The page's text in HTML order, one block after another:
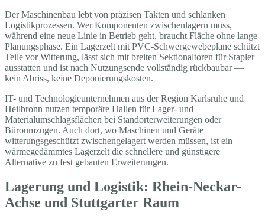
Der Maschinenbau lebt von präzisen Takten und schlanken
Logistikprozessen. Wer Komponenten zwischenlagern muss,
während eine neue Linie in Betrieb geht, braucht Fläche ohne lange
Planungsphase. Ein Lagerzelt mit PVC-Schwergewebeplane schützt
Teile vor Witterung, lässt sich mit breiten Sektionaltoren für Stapler
ausstatten und ist nach Nutzungsende vollständig rückbaubar —
kein Abriss, keine Deponierungskosten.
IT- und Technologieunternehmen aus der Region Karlsruhe und
Heilbronn nutzen temporäre Hallen für Lager- und
Materialumschlagsflächen bei Standorterweiterungen oder
Büroumzügen. Auch dort, wo Maschinen und Geräte
witterungsgeschützt zwischengelagert werden müssen, ist ein
wärmegedämmtes Lagerzelt die schnellere und günstigere
Alternative zu fest gebauten Erweiterungen.
Lagerung und Logistik: Rhein-Neckar-
Achse und Stuttgarter Raum